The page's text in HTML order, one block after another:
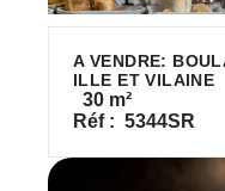
A VENDRE:
ILLE ET VILAINE
30 m²
Réf : 5344SR